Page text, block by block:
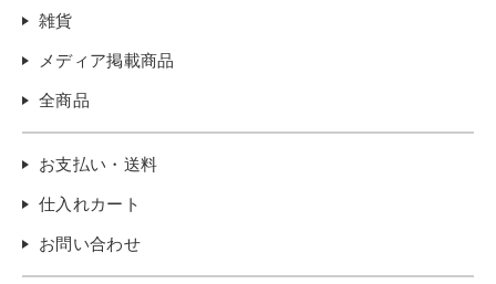
雑貨
メディア掲載商品
全商品
お支払い・送料
仕入れカート
お問い合わせ